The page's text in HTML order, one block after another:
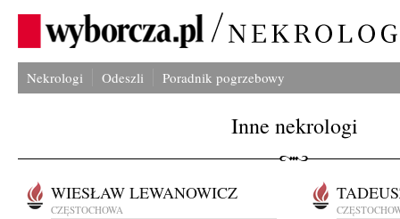
Nekrologi Odeszli Poradnik pogrzebowy
Inne nekrologi
WIESŁAW LEWANOWICZ
CZĘSTOCHOWA